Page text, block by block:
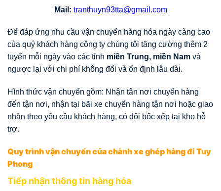
Mail: tranthuyn93tta@gmail.com
Để đáp ứng nhu cầu vận chuyển hàng hóa ngày càng cao
của quý khách hàng công ty chúng tôi tăng cường thêm 2
tuyến mỗi ngày vào các tỉnh miền Trung, miền Nam và
ngược lại với chi phí không đổi và ổn định lâu dài.
Hình thức vận chuyển gồm: Nhận tân nơi chuyển hàng
đến tận nơi, nhận tại bãi xe chuyển hàng tận nơi hoặc giao
nhận theo yêu cầu khách hàng, có đội bốc xếp tại kho hỗ
trợ.
Quy trình vận chuyển của chành xe ghép hàng đi Tuy
Phong
Tiếp nhận thông tin hàng hóa